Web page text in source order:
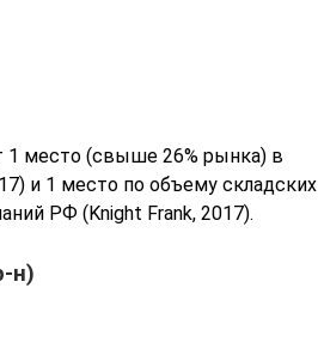
1 место (свыше 26% рынка) в
и 1 место по объему складских
РФ (Knight Frank, 2017).
н)